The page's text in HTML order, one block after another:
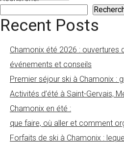
Recent Posts
Chamonix été 2026 : ouvertures
événements et conseils
Premier séjour ski à Chamonix :
Activités d’été à Saint-Gervais,
Chamonix en été :
que faire, où aller et comment
Forfaits de ski à Chamonix :